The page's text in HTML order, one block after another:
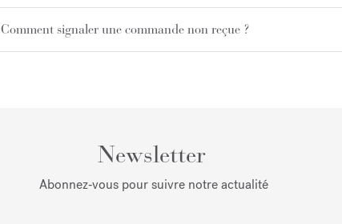
Comment signaler une commande non reçue ?
Newsletter
Abonnez‑vous pour suivre notre actualité